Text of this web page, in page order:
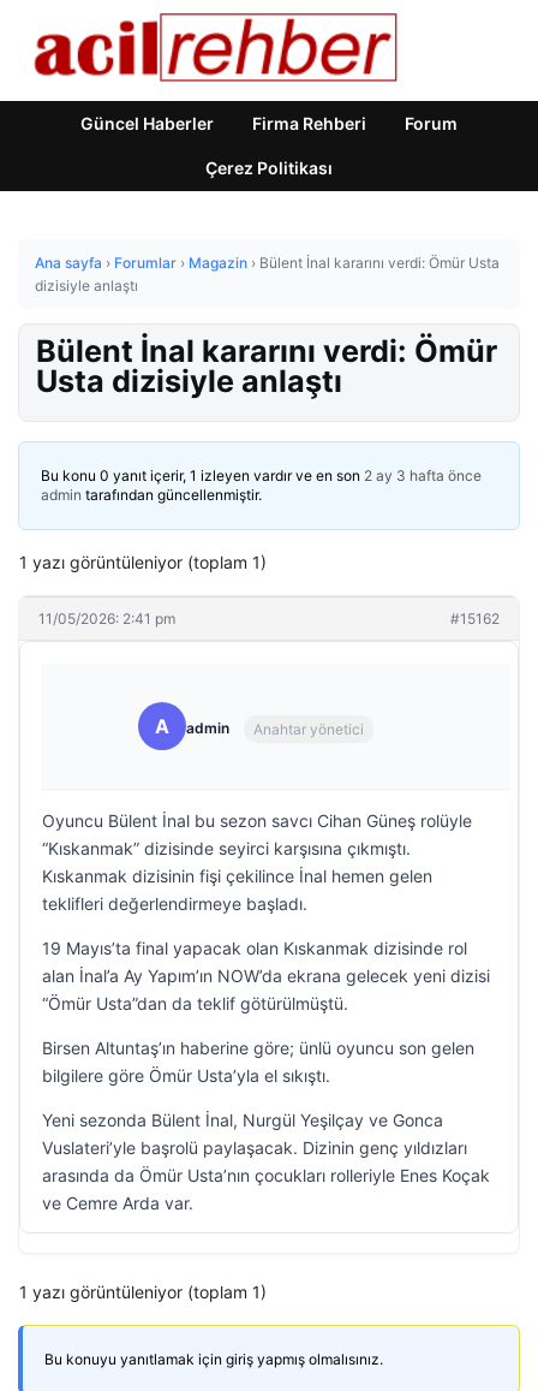
Güncel Haberler Firma Rehberi Forum
Çerez Politikası
Ana sayfa › Forumlar › Magazin › Bülent İnal kararını verdi: Ömür Usta
dizisiyle anlaştı
Bülent İnal kararını verdi: Ömür
Usta dizisiyle anlaştı
Bu konu 0 yanıt içerir, 1 izleyen vardır ve en son 2 ay 3 hafta önce
admin tarafından güncellenmiştir.
1 yazı görüntüleniyor (toplam 1)
11/05/2026: 2:41 pm #15162
A admin Anahtar yönetici
Oyuncu Bülent İnal bu sezon savcı Cihan Güneş rolüyle
“Kıskanmak” dizisinde seyirci karşısına çıkmıştı.
Kıskanmak dizisinin fişi çekilince İnal hemen gelen
teklifleri değerlendirmeye başladı.
19 Mayıs’ta final yapacak olan Kıskanmak dizisinde rol
alan İnal’a Ay Yapım’ın NOW’da ekrana gelecek yeni dizisi
“Ömür Usta”dan da teklif götürülmüştü.
Birsen Altuntaş’ın haberine göre; ünlü oyuncu son gelen
bilgilere göre Ömür Usta’yla el sıkıştı.
Yeni sezonda Bülent İnal, Nurgül Yeşilçay ve Gonca
Vuslateri’yle başrolü paylaşacak. Dizinin genç yıldızları
arasında da Ömür Usta’nın çocukları rolleriyle Enes Koçak
ve Cemre Arda var.
1 yazı görüntüleniyor (toplam 1)
Bu konuyu yanıtlamak için giriş yapmış olmalısınız.